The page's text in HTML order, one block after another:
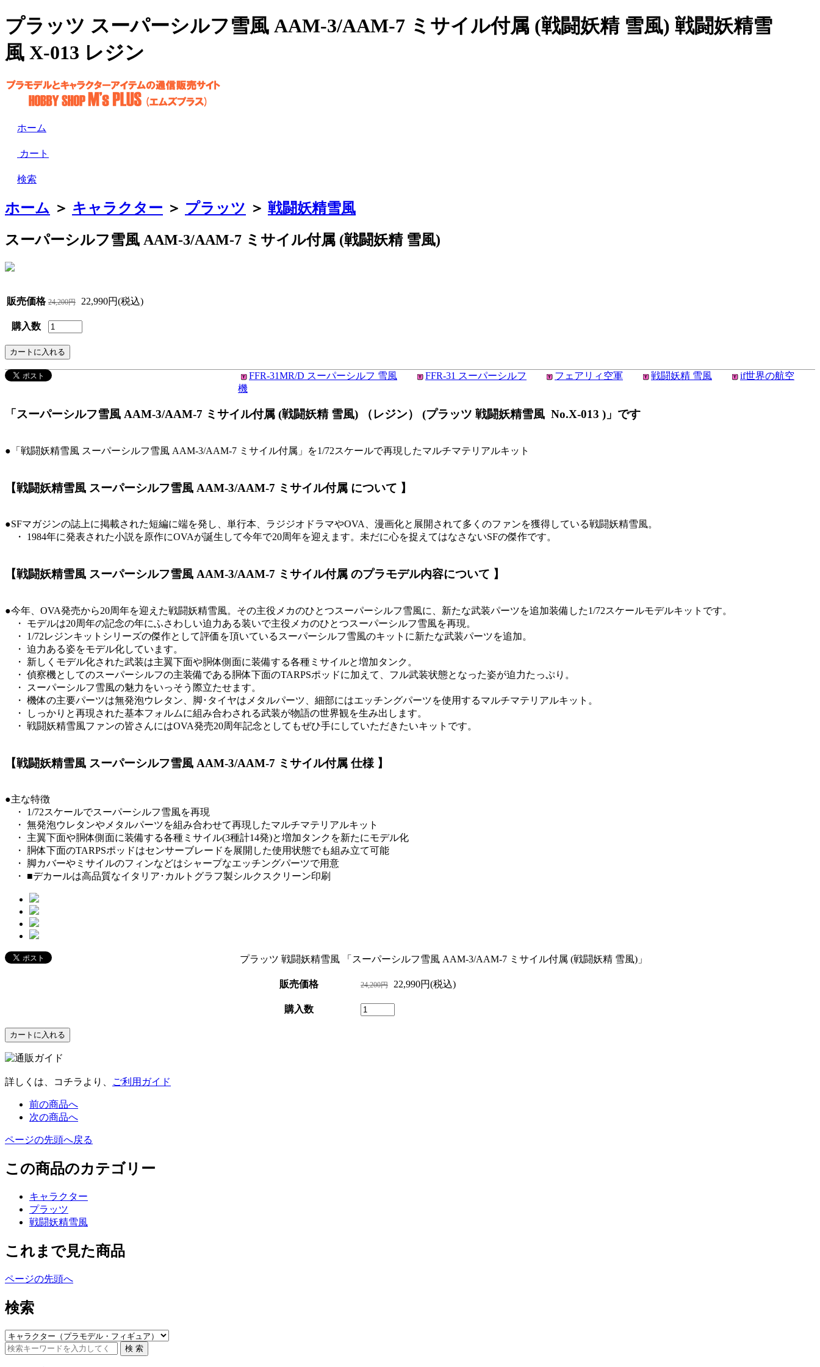
プラッツ スーパーシルフ雪風 AAM-3/AAM-7 ミサイル付属 (戦闘妖精 雪風) 戦闘妖精雪
風 X-013 レジン
ホーム
カート
検索
ホーム ＞ キャラクター ＞ プラッツ ＞ 戦闘妖精雪風
スーパーシルフ雪風 AAM-3/AAM-7 ミサイル付属 (戦闘妖精 雪風)
販売価格 24,200円 22,990円(税込)
購入数
FFR-31MR/D スーパーシルフ 雪風 FFR-31 スーパーシルフ フェアリィ空軍 戦闘妖精 雪風
if世界の航空
機
「スーパーシルフ雪風 AAM-3/AAM-7 ミサイル付属 (戦闘妖精 雪風) （レジン） (プラッツ 戦闘妖精雪風 No.X-013 )」です
●「戦闘妖精雪風 スーパーシルフ雪風 AAM-3/AAM-7 ミサイル付属」を1/72スケールで再現したマルチマテリアルキット
【戦闘妖精雪風 スーパーシルフ雪風 AAM-3/AAM-7 ミサイル付属 について 】
●SFマガジンの誌上に掲載された短編に端を発し、単行本、ラジジオドラマやOVA、漫画化と展開されて多くのファンを獲得している戦闘妖精雪風。
・ 1984年に発表された小説を原作にOVAが誕生して今年で20周年を迎えます。未だに心を捉えてはなさないSFの傑作です。
【戦闘妖精雪風 スーパーシルフ雪風 AAM-3/AAM-7 ミサイル付属 のプラモデル内容について 】
●今年、OVA発売から20周年を迎えた戦闘妖精雪風。その主役メカのひとつスーパーシルフ雪風に、新たな武装パーツを追加装備した1/72スケールモデルキットです。
・ モデルは20周年の記念の年にふさわしい迫力ある装いで主役メカのひとつスーパーシルフ雪風を再現。
・ 1/72レジンキットシリーズの傑作として評価を頂いているスーパーシルフ雪風のキットに新たな武装パーツを追加。
・ 迫力ある姿をモデル化しています。
‏ ・ 新しくモデル化された武装は主翼下面や胴体側面に装備する各種ミサイルと増加タンク。
・ 偵察機としてのスーパーシルフの主装備である胴体下面のTARPSポッドに加えて、フル武装状態となった姿が迫力たっぷり。
・ スーパーシルフ雪風の魅力をいっそう際立たせます。
‏ ・ 機体の主要パーツは無発泡ウレタン、脚･タイヤはメタルパーツ、細部にはエッチングパーツを使用するマルチマテリアルキット。
・ しっかりと再現された基本フォルムに組み合わされる武装が物語の世界観を生み出します。
‏ ・ 戦闘妖精雪風ファンの皆さんにはOVA発売20周年記念としてもぜひ手にしていただきたいキットです。
【戦闘妖精雪風 スーパーシルフ雪風 AAM-3/AAM-7 ミサイル付属 仕様 】
●主な特徴
・ 1/72スケールでスーパーシルフ雪風を再現
・ 無発泡ウレタンやメタルパーツを組み合わせて再現したマルチマテリアルキット
‏ ・ 主翼下面や胴体側面に装備する各種ミサイル(3種計14発)と増加タンクを新たにモデル化
‏ ・ 胴体下面のTARPSポッドはセンサーブレードを展開した使用状態でも組み立て可能
‏ ・ 脚カバーやミサイルのフィンなどはシャープなエッチングパーツで用意
・ ■デカールは高品質なイタリア･カルトグラフ製シルクスクリーン印刷
プラッツ 戦闘妖精雪風 「スーパーシルフ雪風 AAM-3/AAM-7 ミサイル付属 (戦闘妖精 雪風)」
販売価格 24,200円 22,990円(税込)
購入数
詳しくは、コチラより、 ご利用ガイド
前の商品へ
次の商品へ
ページの先頭へ戻る
この商品のカテゴリー
キャラクター
プラッツ
戦闘妖精雪風
これまで見た商品
ページの先頭へ
検索